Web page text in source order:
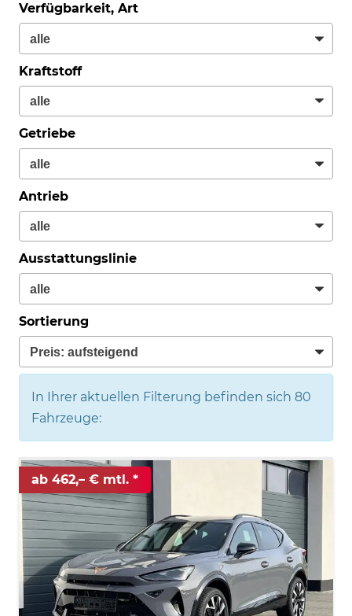
Verfügbarkeit, Art
Kraftstoff
Getriebe
Antrieb
Ausstattungslinie
Sortierung
In Ihrer aktuellen Filterung befinden sich 80
Fahrzeuge:
ab 462,– € mtl.